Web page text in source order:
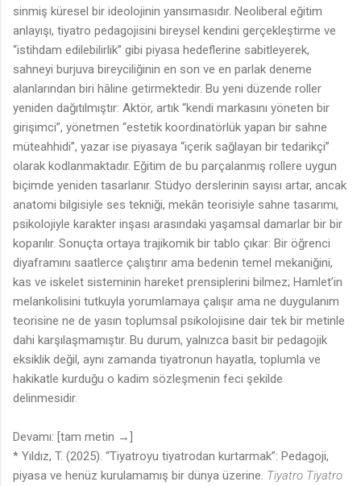
sinmiş küresel bir ideolojinin yansımasıdır. Neoliberal eğitim
anlayışı, tiyatro pedagojisini bireysel kendini gerçekleştirme ve
“istihdam edilebilirlik” gibi piyasa hedeflerine sabitleyerek,
sahneyi burjuva bireyciliğinin en son ve en parlak deneme
alanlarından biri hâline getirmektedir. Bu yeni düzende roller
yeniden dağıtılmıştır: Aktör, artık “kendi markasını yöneten bir
girişimci”, yönetmen “estetik koordinatörlük yapan bir sahne
müteahhidi”, yazar ise piyasaya “içerik sağlayan bir tedarikçi”
olarak kodlanmaktadır. Eğitim de bu parçalanmış rollere uygun
biçimde yeniden tasarlanır. Stüdyo derslerinin sayısı artar, ancak
anatomi bilgisiyle ses tekniği, mekân teorisiyle sahne tasarımı,
psikolojiyle karakter inşası arasındaki yaşamsal damarlar bir bir
koparılır. Sonuçta ortaya trajikomik bir tablo çıkar: Bir öğrenci
diyaframını saatlerce çalıştırır ama bedenin temel mekaniğini,
kas ve iskelet sisteminin hareket prensiplerini bilmez; Hamlet’in
melankolisini tutkuyla yorumlamaya çalışır ama ne duygulanım
teorisine ne de yasın toplumsal psikolojisine dair tek bir metinle
dahi karşılaşmamıştır. Bu durum, yalnızca basit bir pedagojik
eksiklik değil, aynı zamanda tiyatronun hayatla, toplumla ve
hakikatle kurduğu o kadim sözleşmenin feci şekilde
delinmesidir.
Devamı: [tam metin →]
* Yıldız, T. (2025). “Tiyatroyu tiyatrodan kurtarmak”: Pedagoji,
piyasa ve henüz kurulamamış bir dünya üzerine. Tiyatro Tiyatro